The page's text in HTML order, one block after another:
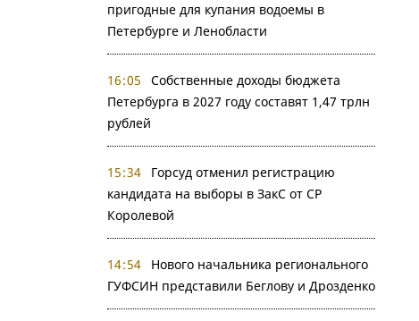
пригодные для купания водоемы в
Петербурге и Ленобласти
16:05
Собственные доходы бюджета
Петербурга в 2027 году составят 1,47 трлн
рублей
15:34
Горсуд отменил регистрацию
кандидата на выборы в ЗакС от СР
Королевой
14:54
Нового начальника регионального
ГУФСИН представили Беглову и Дрозденко